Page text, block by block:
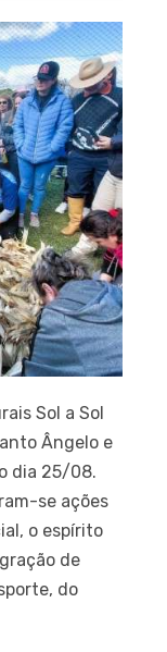
Sol a Sol
Ângelo e
dia 25/08.
se ações
o espírito
de
do